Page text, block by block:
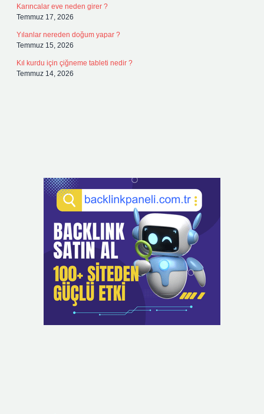
Karıncalar eve neden girer ?
Temmuz 17, 2026
Yılanlar nereden doğum yapar ?
Temmuz 15, 2026
Kıl kurdu için çiğneme tableti nedir ?
Temmuz 14, 2026